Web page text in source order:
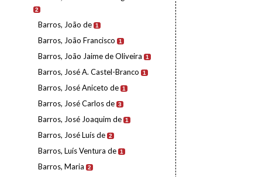
2
Barros, João de 1
Barros, João Francisco 1
Barros, João Jaime de Oliveira 1
Barros, José A. Castel-Branco 1
Barros, José Aniceto de 1
Barros, José Carlos de 3
Barros, José Joaquim de 1
Barros, José Luís de 2
Barros, Luís Ventura de 1
Barros, Maria 2